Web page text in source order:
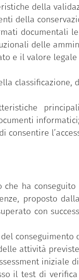
della
della
documentali
delle
e il valore
informatici;
consentire
che ha
proposto
con
conseguimento
attività
iniziale
il test di